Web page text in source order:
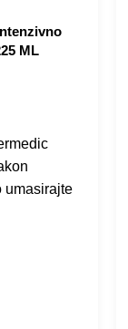
ML
umasirajte